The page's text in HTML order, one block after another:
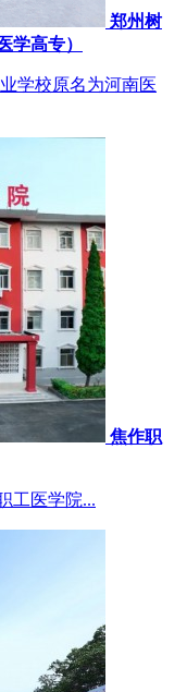
郑州树
学高专）
学校原名为河南医
焦作职
工医学院...